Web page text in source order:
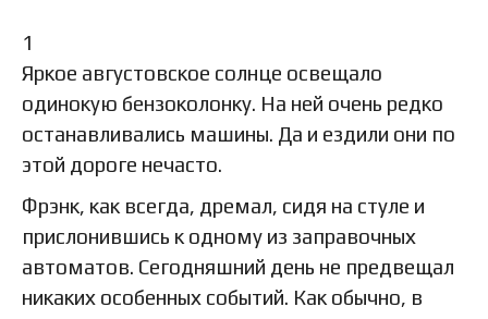
1
Яркое августовское солнце освещало
одинокую бензоколонку. На ней очень редко
останавливались машины. Да и ездили они по
этой дороге нечасто.
Фрэнк, как всегда, дремал, сидя на стуле и
прислонившись к одному из заправочных
автоматов. Сегодняшний день не предвещал
никаких особенных событий. Как обычно, в